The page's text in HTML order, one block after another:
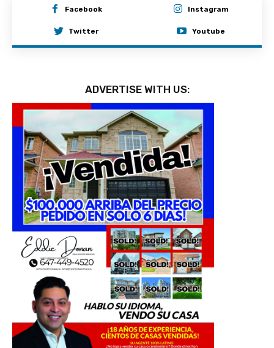
Facebook Instagram
Twitter Youtube
ADVERTISE WITH US: